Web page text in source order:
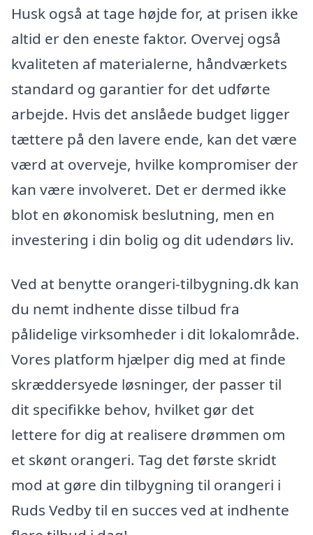
Husk også at tage højde for, at prisen ikke
altid er den eneste faktor. Overvej også
kvaliteten af materialerne, håndværkets
standard og garantier for det udførte
arbejde. Hvis det anslåede budget ligger
tættere på den lavere ende, kan det være
værd at overveje, hvilke kompromiser der
kan være involveret. Det er dermed ikke
blot en økonomisk beslutning, men en
investering i din bolig og dit udendørs liv.
Ved at benytte orangeri-tilbygning.dk kan
du nemt indhente disse tilbud fra
pålidelige virksomheder i dit lokalområde.
Vores platform hjælper dig med at finde
skræddersyede løsninger, der passer til
dit specifikke behov, hvilket gør det
lettere for dig at realisere drømmen om
et skønt orangeri. Tag det første skridt
mod at gøre din tilbygning til orangeri i
Ruds Vedby til en succes ved at indhente